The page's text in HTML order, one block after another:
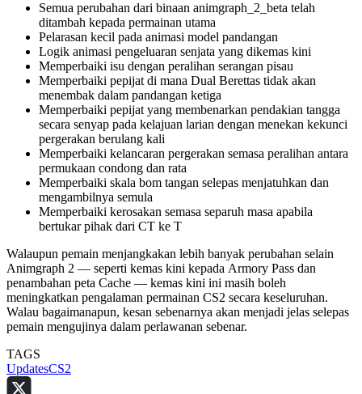
Semua perubahan dari binaan animgraph_2_beta telah
ditambah kepada permainan utama
Pelarasan kecil pada animasi model pandangan
Logik animasi pengeluaran senjata yang dikemas kini
Memperbaiki isu dengan peralihan serangan pisau
Memperbaiki pepijat di mana Dual Berettas tidak akan
menembak dalam pandangan ketiga
Memperbaiki pepijat yang membenarkan pendakian tangga
secara senyap pada kelajuan larian dengan menekan kekunci
pergerakan berulang kali
Memperbaiki kelancaran pergerakan semasa peralihan antara
permukaan condong dan rata
Memperbaiki skala bom tangan selepas menjatuhkan dan
mengambilnya semula
Memperbaiki kerosakan semasa separuh masa apabila
bertukar pihak dari CT ke T
Walaupun pemain menjangkakan lebih banyak perubahan selain
Animgraph 2 — seperti kemas kini kepada Armory Pass dan
penambahan peta Cache — kemas kini ini masih boleh
meningkatkan pengalaman permainan CS2 secara keseluruhan.
Walau bagaimanapun, kesan sebenarnya akan menjadi jelas selepas
pemain mengujinya dalam perlawanan sebenar.
TAGS
UpdatesCS2